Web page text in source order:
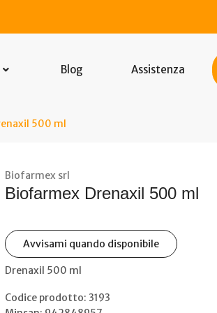
Blog Assistenza
500 ml
Biofarmex srl
Biofarmex Drenaxil 500 ml
Avvisami quando disponibile
Drenaxil 500 ml
Codice prodotto: 3193